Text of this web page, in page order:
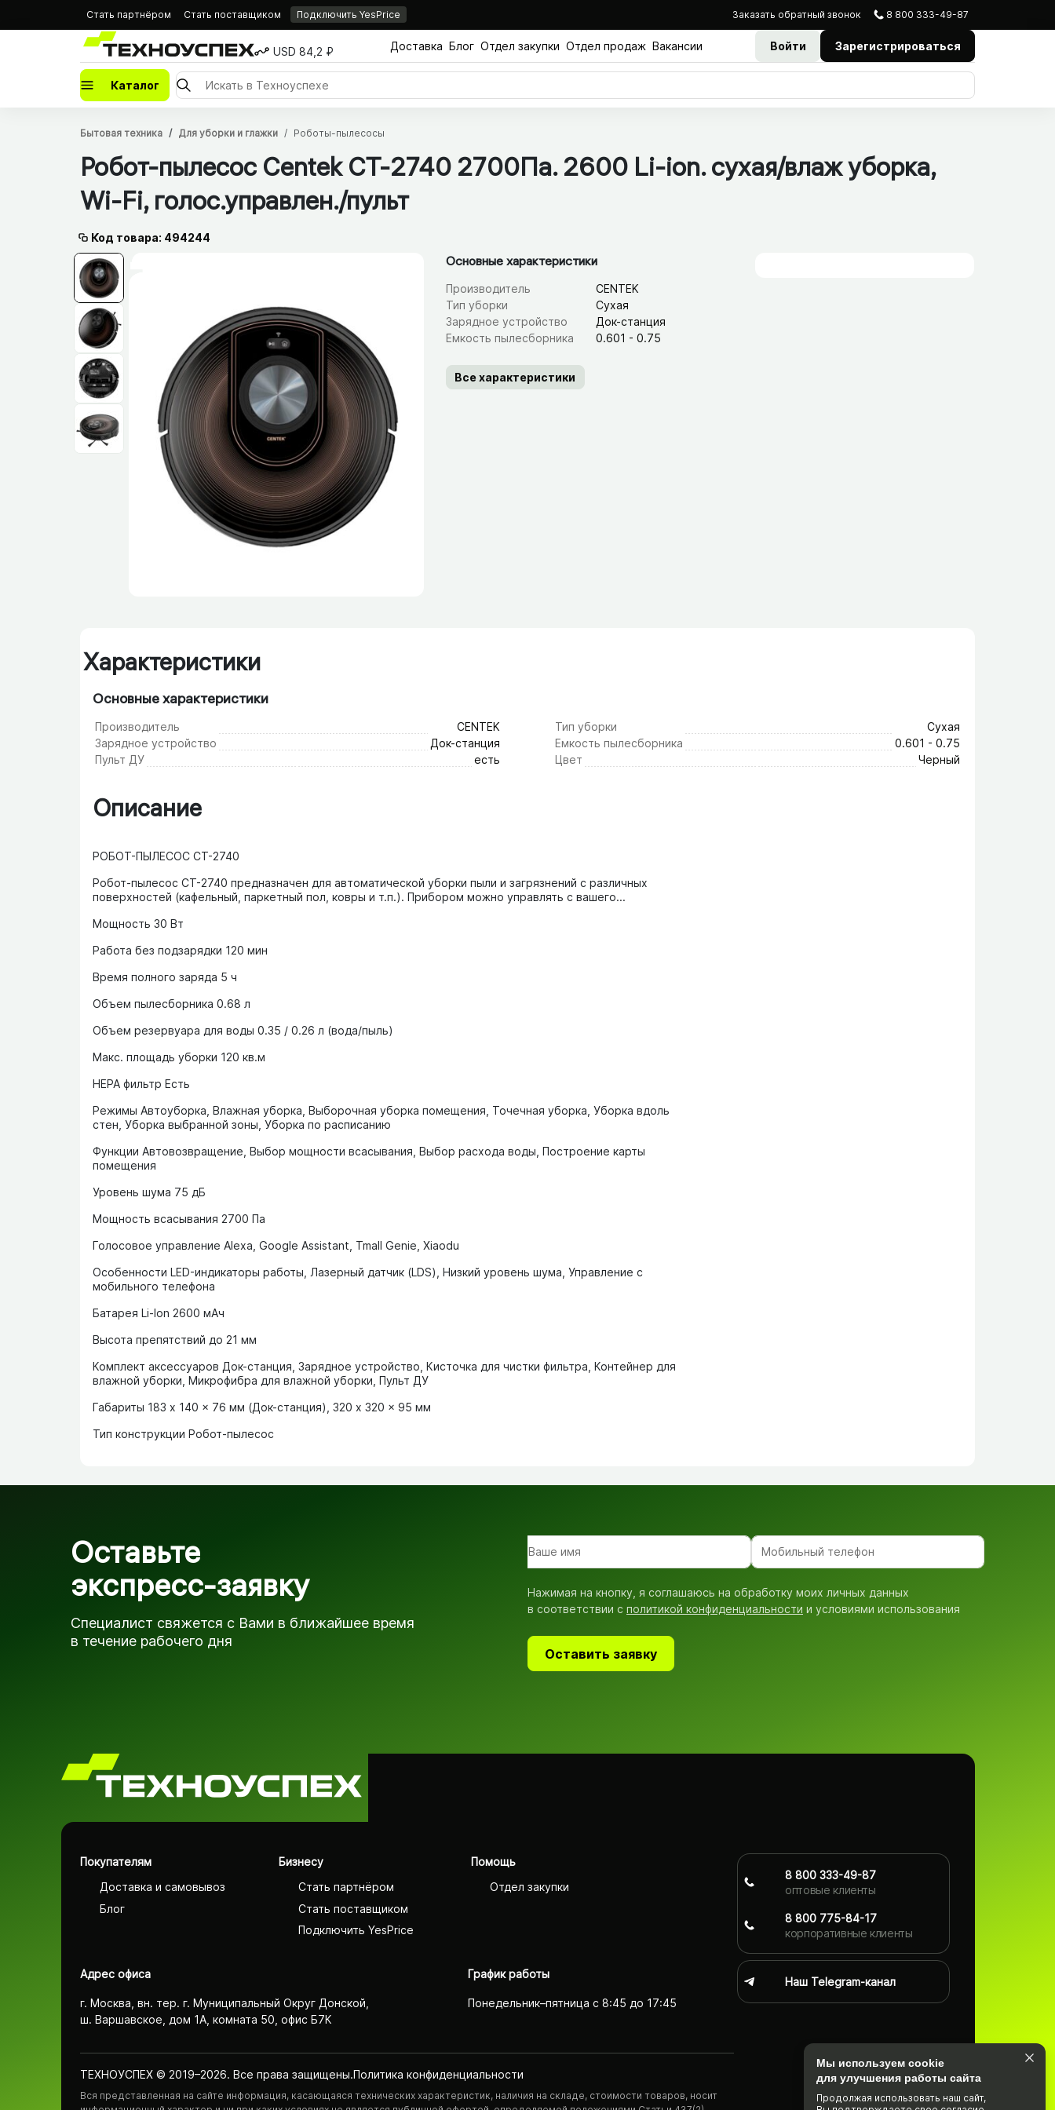
Стать партнёром Стать поставщиком Подключить YesPrice Заказать обратный звонок 8 800 333-49-87
USD 84,2 ₽ Доставка Блог Отдел закупки Отдел продаж Вакансии Войти Зарегистрироваться
Каталог
Бытовая техника Для уборки и глажки Роботы-пылесосы
Робот-пылесос Centek СТ-2740 2700Па. 2600 Li-ion. сухая/​влаж уборка,
Wi-Fi, голос.управлен./​пульт
Код товара: 494244
Основные характеристики
Производитель
CENTEK
Тип уборки
Сухая
Зарядное устройство
Док-станция
Емкость пылесборника
0.601 - 0.75
Все характеристики
Характеристики
Основные характеристики
Производитель CENTEK Тип уборки
Сухая
Зарядное устройство
Док-станция Емкость пылесборника
0.601 - 0.75
Пульт ДУ
есть Цвет Черный
Описание
РОБОТ-ПЫЛЕСОС CT-2740
Робот-пылесос CT-2740 предназначен для автоматической уборки пыли и загрязнений с различных
поверхностей (кафельный, паркетный пол, ковры и т.п.). Прибором можно управлять с вашего...
Мощность 30 Вт
Работа без подзарядки 120 мин
Время полного заряда 5 ч
Объем пылесборника 0.68 л
Объем резервуара для воды 0.35 / 0.26 л (вода/пыль)
Макс. площадь уборки 120 кв.м
НЕРА фильтр Есть
Режимы Автоуборка, Влажная уборка, Выборочная уборка помещения, Точечная уборка, Уборка вдоль
стен, Уборка выбранной зоны, Уборка по расписанию
Функции Автовозвращение, Выбор мощности всасывания, Выбор расхода воды, Построение карты
помещения
Уровень шума 75 дБ
Мощность всасывания 2700 Па
Голосовое управление Alexa, Google Assistant, Tmall Genie, Xiaodu
Особенности LED-индикаторы работы, Лазерный датчик (LDS), Низкий уровень шума, Управление с
мобильного телефона
Батарея Li-Ion 2600 мАч
Высота препятствий до 21 мм
Комплект аксессуаров Док-станция, Зарядное устройство, Кисточка для чистки фильтра, Контейнер для
влажной уборки, Микрофибра для влажной уборки, Пульт ДУ
Габариты 183 x 140 x 76 мм (Док-станция), 320 x 320 x 95 мм
Тип конструкции Робот-пылесос
Оставьте
экспресс-заявку
Специалист свяжется с Вами в ближайшее время
в течение рабочего дня
Нажимая на кнопку, я соглашаюсь на обработку моих личных данных
в соответствии с политикой конфиденциальности и условиями использования
Оставить заявку
Покупателям
Доставка и самовывоз
Блог
Бизнесу
Стать партнёром
Стать поставщиком
Подключить YesPrice
Помощь
Отдел закупки
Адрес офиса
г. Москва, вн. тер. г. Муниципальный Округ Донской,
ш. Варшавское, дом 1А, комната 50, офис Б7К
График работы
Понедельник–пятница с 8:45 до 17:45
ТЕХНОУСПЕХ © 2019–2026. Все права защищены.Политика конфиденциаль­ности
Вся представленная на сайте информация, касающаяся технических характеристик, наличия на складе, стоимости товаров, носит
8 800 333-49-87
оптовые клиенты
8 800 775-84-17
корпоративные клиенты
Наш Telegram-канал
Мы используем cookie
для улучшения работы сайта
Продолжая использовать наш cайт,